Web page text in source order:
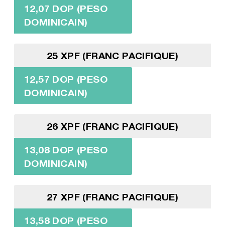
12,07 DOP (PESO
DOMINICAIN)
25 XPF (FRANC PACIFIQUE)
12,57 DOP (PESO
DOMINICAIN)
26 XPF (FRANC PACIFIQUE)
13,08 DOP (PESO
DOMINICAIN)
27 XPF (FRANC PACIFIQUE)
13,58 DOP (PESO